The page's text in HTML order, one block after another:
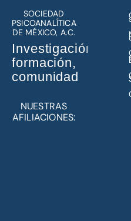
SOCIEDAD
PSICOANALÍTICA
DE MÉXICO, A.C.
Investigación,
formación,
comunidad
NUESTRAS
AFILIACIONES: